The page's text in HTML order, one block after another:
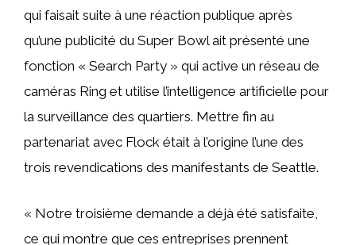
qui faisait suite à une réaction publique après
qu’une publicité du Super Bowl ait présenté une
fonction « Search Party » qui active un réseau de
caméras Ring et utilise l’intelligence artificielle pour
la surveillance des quartiers. Mettre fin au
partenariat avec Flock était à l’origine l’une des
trois revendications des manifestants de Seattle.
« Notre troisième demande a déjà été satisfaite,
ce qui montre que ces entreprises prennent